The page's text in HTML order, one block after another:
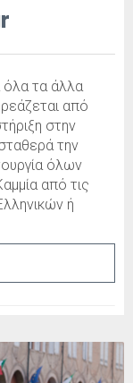
όλα τα άλλα
από
στην
την
όλων
από τις
ή